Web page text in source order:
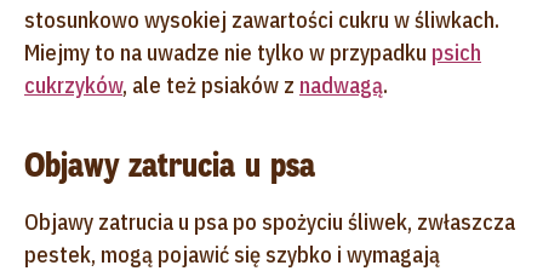
stosunkowo wysokiej zawartości cukru w śliwkach.
Miejmy to na uwadze nie tylko w przypadku psich
cukrzyków, ale też psiaków z nadwagą.
Objawy zatrucia u psa
Objawy zatrucia u psa po spożyciu śliwek, zwłaszcza
pestek, mogą pojawić się szybko i wymagają